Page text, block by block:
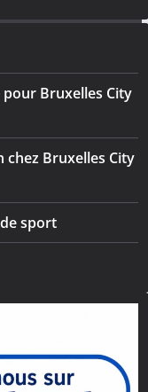
Bruxelles City
chez Bruxelles City
sport